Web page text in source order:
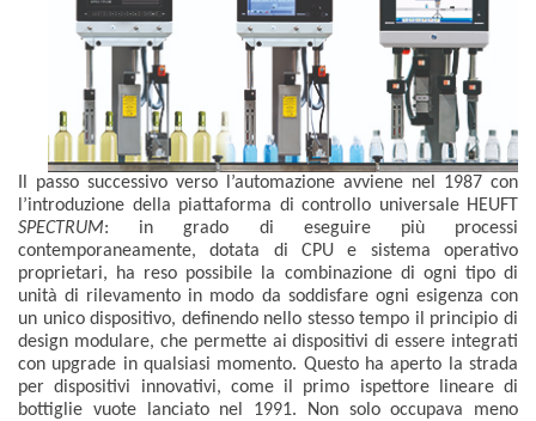
Il passo successivo verso l’automazione avviene nel 1987 con
l’introduzione della piattaforma di controllo universale HEUFT
SPECTRUM: in grado di eseguire più processi
contemporaneamente, dotata di CPU e sistema operativo
proprietari, ha reso possibile la combinazione di ogni tipo di
unità di rilevamento in modo da soddisfare ogni esigenza con
un unico dispositivo, definendo nello stesso tempo il principio di
design modulare, che permette ai dispositivi di essere integrati
con upgrade in qualsiasi momento. Questo ha aperto la strada
per dispositivi innovativi, come il primo ispettore lineare di
bottiglie vuote lanciato nel 1991. Non solo occupava meno